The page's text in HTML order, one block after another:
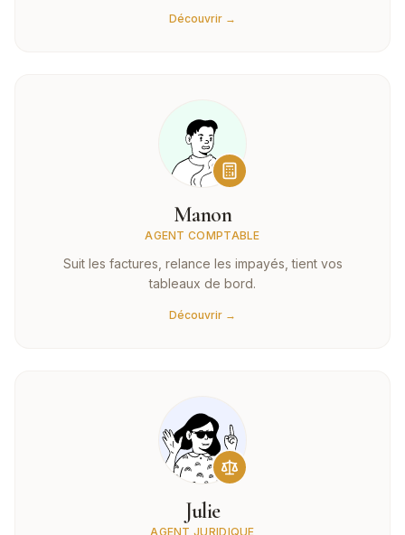
Découvrir →
Manon
AGENT COMPTABLE
Suit les factures, relance les impayés, tient vos
tableaux de bord.
Découvrir →
Julie
AGENT JURIDIQUE